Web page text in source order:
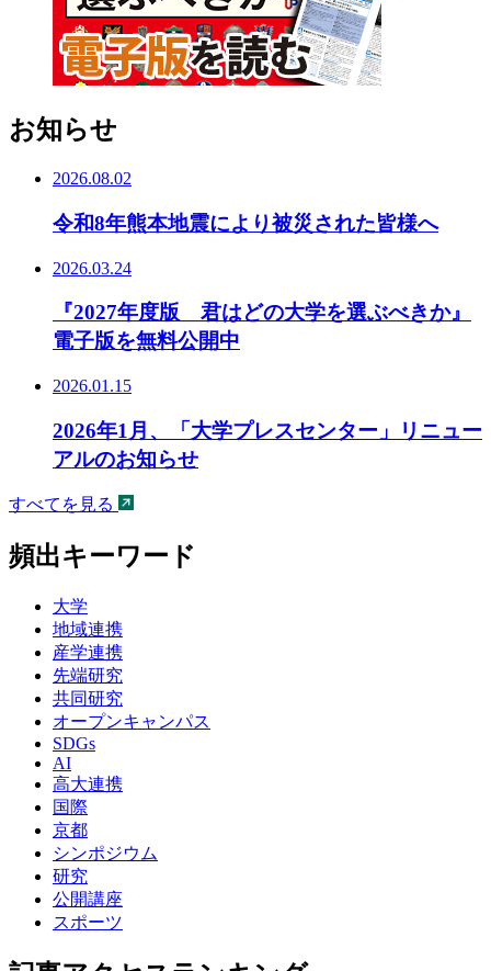
お知らせ
2026.08.02
令和8年熊本地震により被災された皆様へ
2026.03.24
『2027年度版 君はどの大学を選ぶべきか』
電子版を無料公開中
2026.01.15
2026年1月、「大学プレスセンター」リニュー
アルのお知らせ
すべてを見る
頻出キーワード
大学
地域連携
産学連携
先端研究
共同研究
オープンキャンパス
SDGs
AI
高大連携
国際
京都
シンポジウム
研究
公開講座
スポーツ